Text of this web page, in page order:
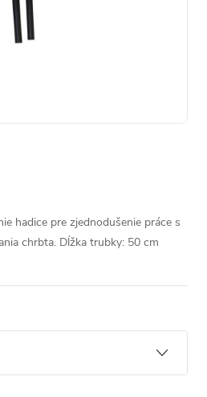
hadice pre zjednodušenie práce s
chrbta. Dĺžka trubky: 50 cm